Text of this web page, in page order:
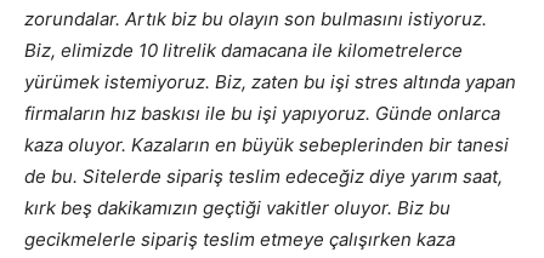
zorundalar. Artık biz bu olayın son bulmasını istiyoruz.
Biz, elimizde 10 litrelik damacana ile kilometrelerce
yürümek istemiyoruz. Biz, zaten bu işi stres altında yapan
firmaların hız baskısı ile bu işi yapıyoruz. Günde onlarca
kaza oluyor. Kazaların en büyük sebeplerinden bir tanesi
de bu. Sitelerde sipariş teslim edeceğiz diye yarım saat,
kırk beş dakikamızın geçtiği vakitler oluyor. Biz bu
gecikmelerle sipariş teslim etmeye çalışırken kaza